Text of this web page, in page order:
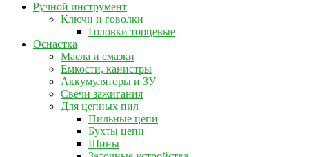
Ручной инструмент
Ключи и говолки
Головки торцевые
Оснастка
Масла и смазки
Емкости, канистры
Аккумуляторы и ЗУ
Свечи зажигания
Для цепных пил
Пильные цепи
Бухты цепи
Шины